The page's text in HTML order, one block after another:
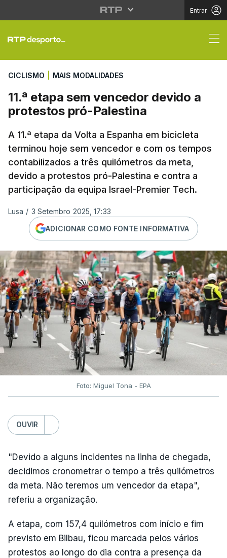
Entrar
11.ª etapa sem
CICLISMO MAIS MODALIDADES
11.ª etapa sem vencedor devido a
protestos pró-Palestina
A 11.ª etapa da Volta a Espanha em bicicleta
terminou hoje sem vencedor e com os tempos
contabilizados a três quilómetros da meta,
devido a protestos pró-Palestina e contra a
participação da equipa Israel-Premier Tech.
Lusa / 3 Setembro 2025, 17:33
ADICIONAR COMO FONTE INFORMATIVA
Foto: Miguel Tona - EPA
OUVIR
"Devido a alguns incidentes na linha de chegada,
decidimos cronometrar o tempo a três quilómetros
da meta. Não teremos um vencedor da etapa",
referiu a organização.
A etapa, com 157,4 quilómetros com início e fim
previsto em Bilbau, ficou marcada pelos vários
protestos ao longo do dia contra a presença da